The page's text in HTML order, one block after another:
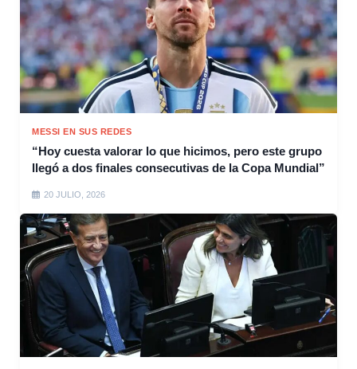
MESSI EN SUS REDES
“Hoy cuesta valorar lo que hicimos, pero este grupo
llegó a dos finales consecutivas de la Copa Mundial”
20 JULIO, 2026